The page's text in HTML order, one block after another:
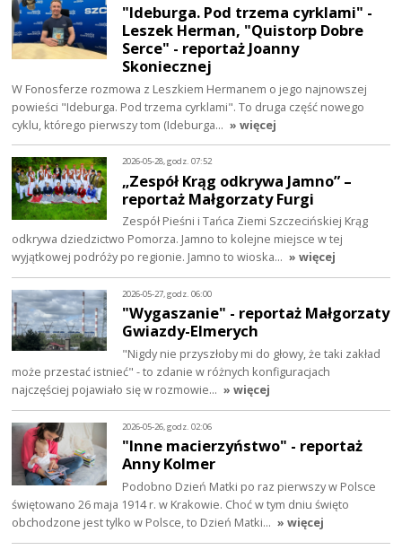
"Ideburga. Pod trzema cyrklami" -
Leszek Herman, "Quistorp Dobre
Serce" - reportaż Joanny
Skoniecznej
W Fonosferze rozmowa z Leszkiem Hermanem o jego najnowszej
powieści "Ideburga. Pod trzema cyrklami". To druga część nowego
cyklu, którego pierwszy tom (Ideburga… » więcej
2026-05-28, godz. 07:52
„Zespół Krąg odkrywa Jamno” –
reportaż Małgorzaty Furgi
Zespół Pieśni i Tańca Ziemi Szczecińskiej Krąg
odkrywa dziedzictwo Pomorza. Jamno to kolejne miejsce w tej
wyjątkowej podróży po regionie. Jamno to wioska… » więcej
2026-05-27, godz. 06:00
"Wygaszanie" - reportaż Małgorzaty
Gwiazdy-Elmerych
"Nigdy nie przyszłoby mi do głowy, że taki zakład
może przestać istnieć" - to zdanie w różnych konfiguracjach
najczęściej pojawiało się w rozmowie… » więcej
2026-05-26, godz. 02:06
"Inne macierzyństwo" - reportaż
Anny Kolmer
Podobno Dzień Matki po raz pierwszy w Polsce
świętowano 26 maja 1914 r. w Krakowie. Choć w tym dniu święto
obchodzone jest tylko w Polsce, to Dzień Matki… » więcej